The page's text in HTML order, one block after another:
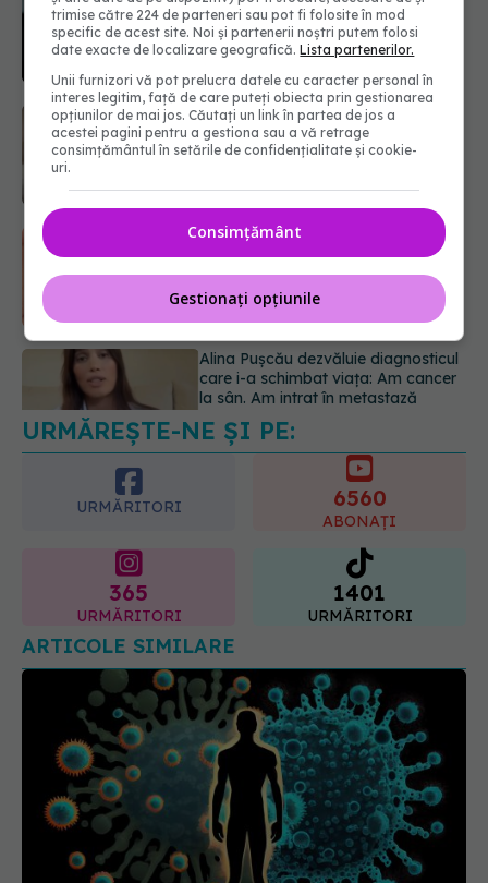
menopauzei?
07.08.2026, 15:14
Ți-ai mărit buzele? Cele 4 greșeli
care pot strica rezultatul după
injectarea cu acid hialuronic
Alina Pușcău dezvăluie diagnosticul
care i-a schimbat viața: Am cancer
la sân. Am intrat în metastază
07.08.2026, 12:39
Dieta care poate crește brusc
colesterolul. Cine este mai expus
07.08.2026, 17:22
URMĂREȘTE-NE ȘI PE:
URMĂRITORI
365 1401
URMĂRITORI
ARTICOLE SIMILARE
Formele ușoare de COVID-19, impact asupra
trimise către 224 de parteneri sau pot fi folosite în mod
specific de acest site. Noi și partenerii noștri putem folosi
date exacte de localizare geografică.Lista partenerilor.
Unii furnizori vă pot prelucra datele cu caracter personal în
interes legitim, față de care puteți obiecta prin gestionarea
opțiunilor de mai jos. Căutați un link în partea de jos a
acestei pagini pentru a gestiona sau a vă retrage
consimțământul în setările de confidențialitate și cookie-
uri.
Consimțământ
Gestionați opțiunile